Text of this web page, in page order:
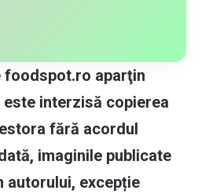
foodspot.ro aparţin
interzisă copierea
fără acordul
imaginile publicate
autorului, excepție